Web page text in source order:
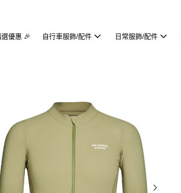
優惠 🎉 自行車服飾/配件 日常服飾/配件